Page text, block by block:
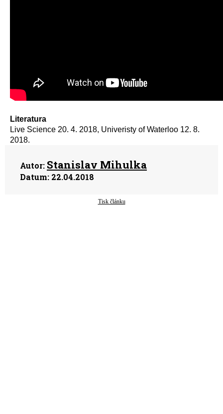
Literatura
Live Science 20. 4. 2018, Univeristy of Waterloo 12. 8.
2018.
Autor: Stanislav Mihulka
Datum: 22.04.2018
Tisk článku